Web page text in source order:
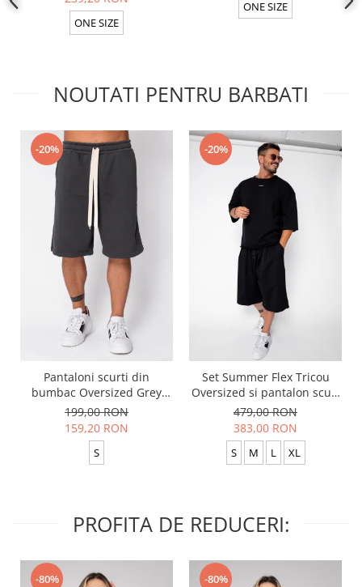
ONE SIZE
ONE SIZE
NOUTATI PENTRU BARBATI
-20%
Pantaloni scurti din
bumbac Oversized Grey
Anthracite
199,00 RON
159,20 RON
S
-20%
Set Summer Flex Tricou
Oversized si pantalon scurt
Baggy Black
479,00 RON
383,00 RON
S M L XL
PROFITA DE REDUCERI:
-80% -80%